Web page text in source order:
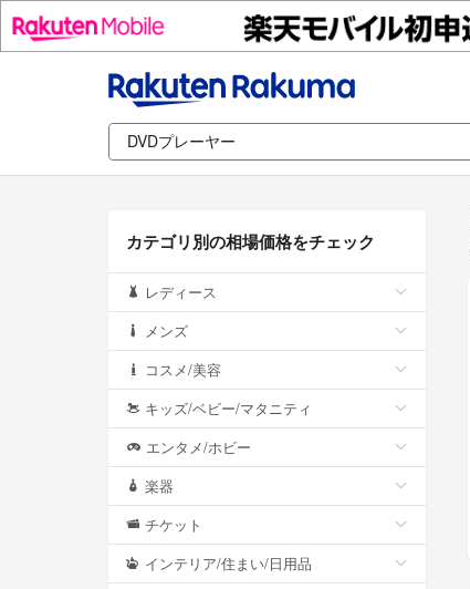
カテゴリ別の相場価格をチェック
レディース
メンズ
コスメ/美容
キッズ/ベビー/マタニティ
エンタメ/ホビー
楽器
チケット
インテリア/住まい/日用品